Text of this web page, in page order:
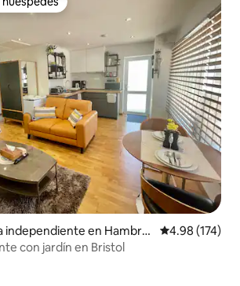
Favorito entre huéspedes
independiente en Hambro
Calificación
4.98 (174)
con jardín en Bristol